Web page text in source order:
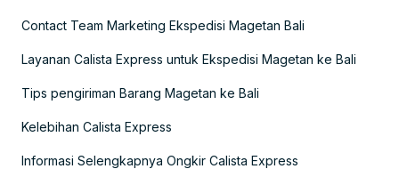
Contact Team Marketing Ekspedisi Magetan Bali
Layanan Calista Express untuk Ekspedisi Magetan ke Bali
Tips pengiriman Barang Magetan ke Bali
Kelebihan Calista Express
Informasi Selengkapnya Ongkir Calista Express